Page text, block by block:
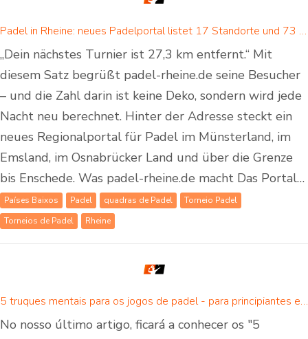
Padel in Rheine: neues Padelportal listet 17 Standorte und 73 Padel-Courts in Rheine und Umgebung
„Dein nächstes Turnier ist 27,3 km entfernt.“ Mit
diesem Satz begrüßt padel-rheine.de seine Besucher
– und die Zahl darin ist keine Deko, sondern wird jede
Nacht neu berechnet. Hinter der Adresse steckt ein
neues Regionalportal für Padel im Münsterland, im
Emsland, im Osnabrücker Land und über die Grenze
bis Enschede. Was padel-rheine.de macht Das Portal…
Países Baixos Padel quadras de Padel
Torneio Padel
Torneios de Padel
Rheine
5 truques mentais para os jogos de padel - para principiantes e jogadores avançados de padel
No nosso último artigo, ficará a conhecer os "5